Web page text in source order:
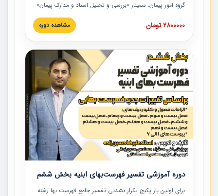
گروه امور پیمان، سمینار «بررسی و تحلیل اسناد و مدارک پیمان»
است که در دانشگاه صنعتی شریف ارائه شد. در این آموزش
نکات کلیدی مربوط به اسناد و مدارک پیمان، اولویت بندی اسناد
پیمان به همراه تجربیات عملی در این خصوص ارائه شده است.
2800000 تومان مشاهده دوره
دوره آموزشی تفسیر فهرست‌بهای ابنیه بخش ششم
برای اولین بار پکیج تکرار نشدنی تفسیر جامع فهرست بها رشته